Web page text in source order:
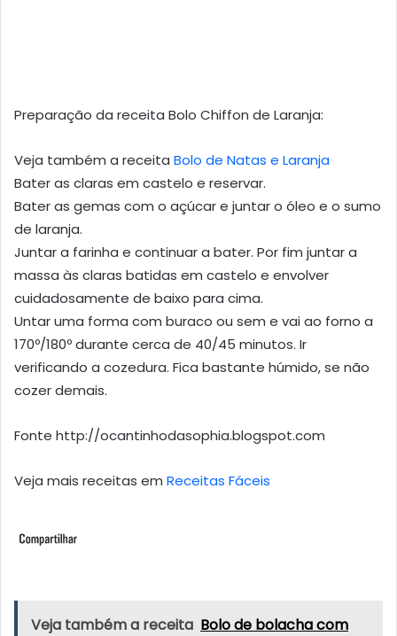
Preparação da receita Bolo Chiffon de Laranja:
Veja também a receita Bolo de Natas e Laranja
Bater as claras em castelo e reservar.
Bater as gemas com o açúcar e juntar o óleo e o sumo
de laranja.
Juntar a farinha e continuar a bater. Por fim juntar a
massa às claras batidas em castelo e envolver
cuidadosamente de baixo para cima.
Untar uma forma com buraco ou sem e vai ao forno a
170º/180º durante cerca de 40/45 minutos. Ir
verificando a cozedura. Fica bastante húmido, se não
cozer demais.
Fonte http://ocantinhodasophia.blogspot.com
Veja mais receitas em Receitas Fáceis
Veja também a receita Bolo de bolacha com